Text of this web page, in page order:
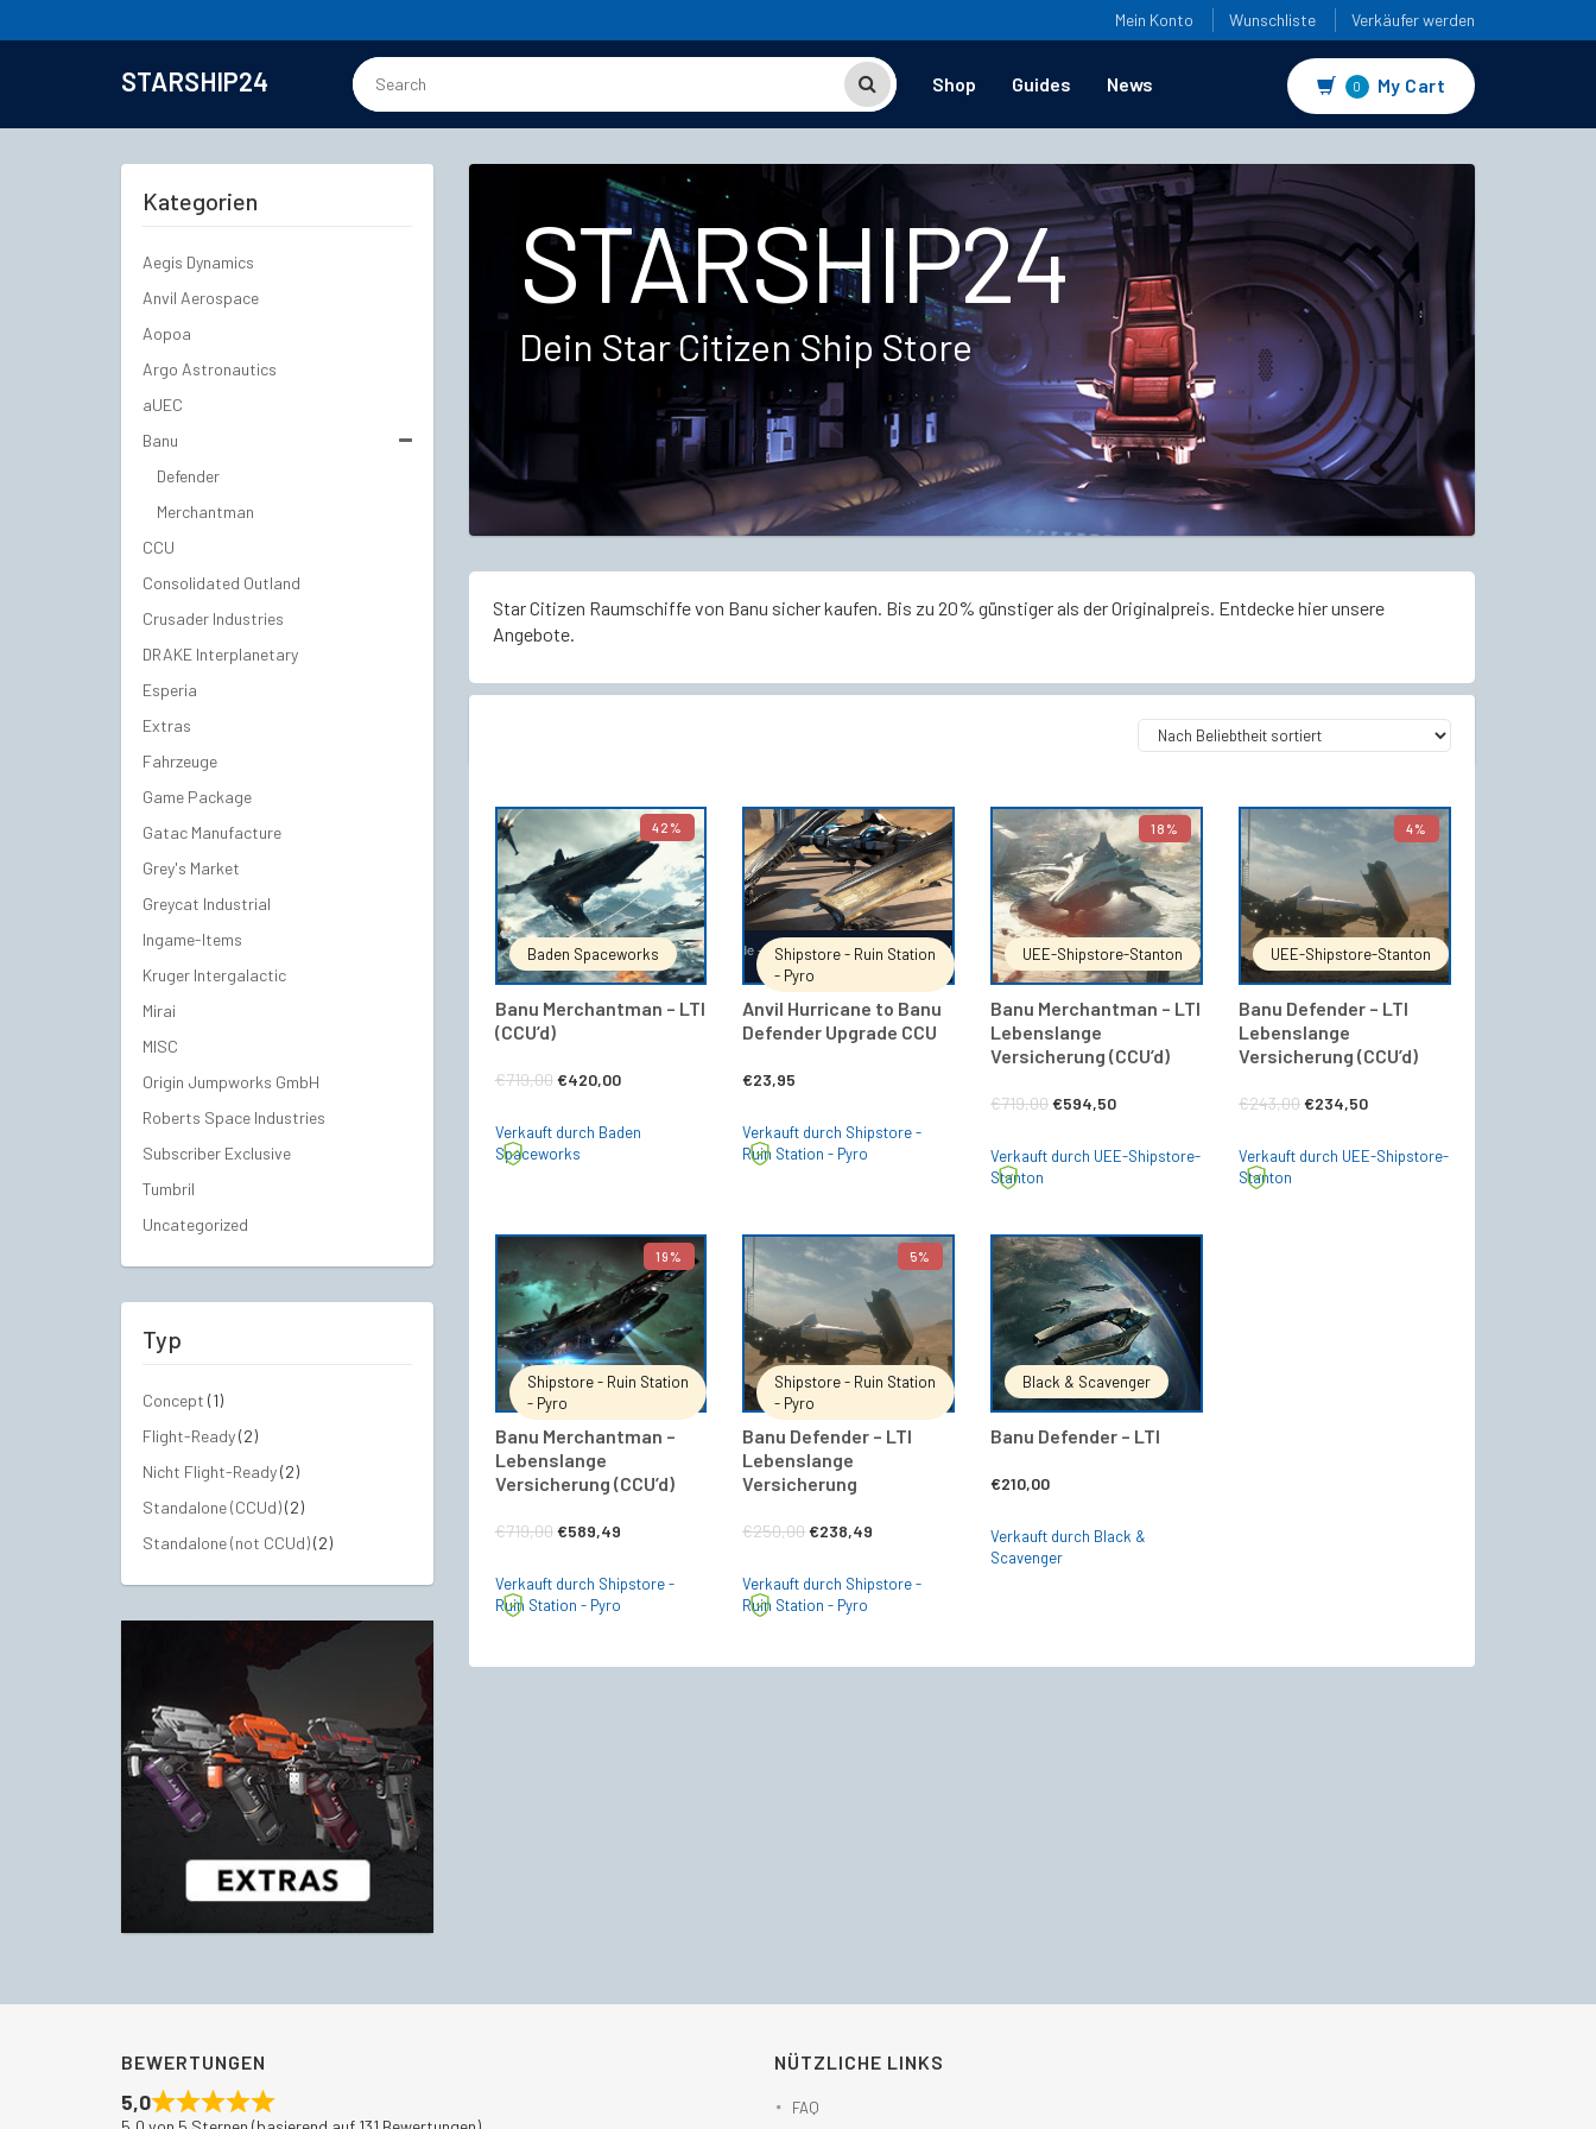
Mein Konto Wunschliste Verkäufer werden
STARSHIP24 Shop Guides News 0 My Cart
STARSHIP24
Dein Star Citizen Ship Store
Star Citizen Raumschiffe von Banu sicher kaufen. Bis zu 20% günstiger als der Originalpreis. Entdecke hier unsere
Angebote.
42%
Baden Spaceworks
Banu Merchantman – LTI
(CCU’d)
€719,00 Ursprünglicher
war:
€420,00
IN DEN WARENKORB
Verkauft durch Baden
Spaceworks
Shipstore - Ruin Station
- Pyro
Anvil Hurricane to Banu
Defender Upgrade CCU
€23,95
IN DEN WARENKORB
Verkauft durch Shipstore -
Ruin Station - Pyro
18%
UEE-Shipstore-Stanton
Banu Merchantman – LTI
Lebenslange
Versicherung (CCU’d)
€719,00Ursprünglicher
€594,50
IN DEN WARENKORB
Verkauft durch UEE-Shipstore-
Stanton
4%
UEE-Shipstore-Stanton
Banu Defender – LTI
Lebenslange
Versicherung (CCU’d)
€243,00Ursprünglicher
€234,50
IN DEN WARENKORB
Verkauft durch UEE-Shipstore-
Stanton
19%
Shipstore - Ruin Station
- Pyro
Banu Merchantman –
Lebenslange
Versicherung (CCU’d)
€719,00 Ursprünglicher
war:
€589,49
IN DEN WARENKORB
Verkauft durch Shipstore -
Ruin Station - Pyro
5%
Shipstore - Ruin Station
- Pyro
Banu Defender – LTI
Lebenslange
Versicherung
€250,00Ursprünglicher
war:
€238,49
IN DEN WARENKORB
Verkauft durch Shipstore -
Ruin Station - Pyro
Black & Scavenger
Banu Defender – LTI
€210,00
IN DEN WARENKORB
Verkauft durch Black &
Scavenger
Kategorien
Aegis Dynamics
Anvil Aerospace
Aopoa
Argo Astronautics
aUEC
Banu
Defender
Merchantman
CCU
Consolidated Outland
Crusader Industries
DRAKE Interplanetary
Esperia
Extras
Fahrzeuge
Game Package
Gatac Manufacture
Grey's Market
Greycat Industrial
Ingame-Items
Kruger Intergalactic
Mirai
MISC
Origin Jumpworks GmbH
Roberts Space Industries
Subscriber Exclusive
Tumbril
Uncategorized
Typ
Concept (1)
Flight-Ready(2)
Nicht Flight-Ready(2)
Standalone (CCUd)(2)
Standalone (not CCUd)(2)
BEWERTUNGEN
5,0
NÜTZLICHE LINKS
FAQ